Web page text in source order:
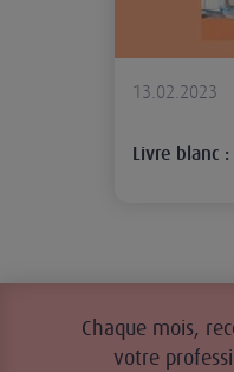
13.02.2023
Livre blanc
Chaque mois,
votre